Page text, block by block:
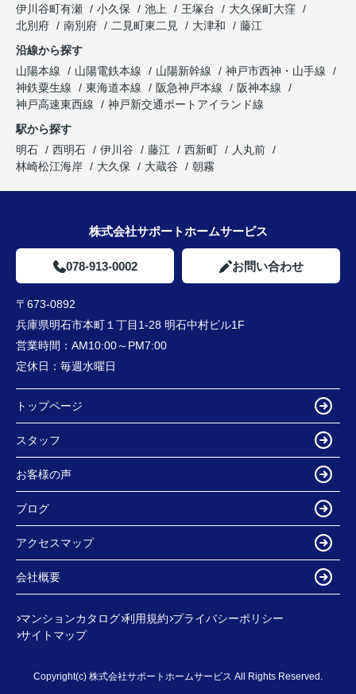
伊川谷町有瀬
小久保 池上 王塚台
大久保町大窪
北別府
南別府 二見町東二見 大津和
藤江
沿線から探す
山陽本線
山陽電鉄本線 山陽新幹線
神戸市西神・山手線
神鉄粟生線
東海道本線 阪急神戸本線
阪神本線
神戸高速東西線
神戸新交通ポートアイランド線
駅から探す
明石
西明石 伊川谷 藤江 西新町
人丸前
林崎松江海岸
大久保 大蔵谷 朝霧
株式会社サポートホームサービス
078-913-0002 お問い合わせ
〒673-0892
兵庫県明石市本町１丁目1-28 明石中村ビル1F
営業時間： AM10:00～PM7:00
定休日： 毎週水曜日
トップページ
スタッフ
お客様の声
ブログ
アクセスマップ
会社概要
マンションカタログ 利用規約 プライバシーポリシー
サイトマップ
Copyright(c) 株式会社サポートホームサービス All Rights Reserved.